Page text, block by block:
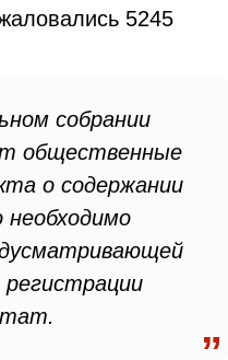
5245
собрании
общественные
о содержании
регистрации